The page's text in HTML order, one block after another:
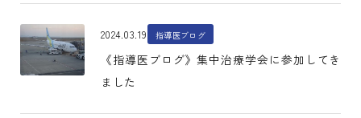
2024.03.19 指導医ブログ
《指導医ブログ》集中治療学会に参加してき
ました